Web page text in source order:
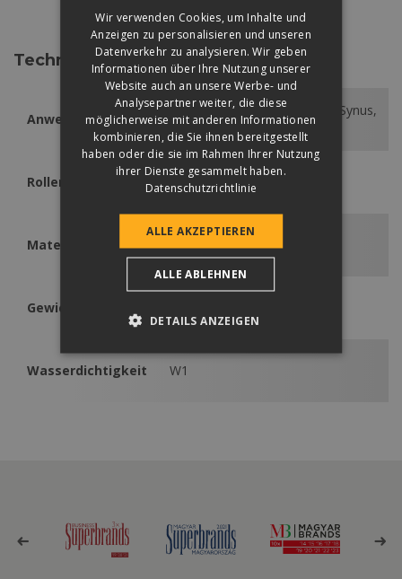
Technische Daten
Anwendbar
Coppo, Renova Plus, Rundo, Synus,
Zenit
Rollenlänge 50 m
Material PP-Vlies
Gewicht
Wasserdichtigkeit W1
Wir verwenden Cookies, um Inhalte und
Anzeigen zu personalisieren und unseren
Datenverkehr zu analysieren. Wir geben
Informationen über Ihre Nutzung unserer
Website auch an unsere Werbe- und
Analysepartner weiter, die diese
möglicherweise mit anderen Informationen
kombinieren, die Sie ihnen bereitgestellt
haben oder die sie im Rahmen Ihrer Nutzung
ihrer Dienste gesammelt haben.
Datenschutzrichtlinie
ALLE AKZEPTIEREN
ALLE ABLEHNEN
DETAILS ANZEIGEN